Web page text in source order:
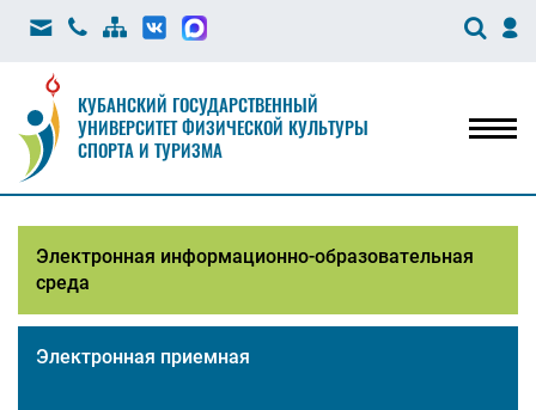
КУБАНСКИЙ ГОСУДАРСТВЕННЫЙ
УНИВЕРСИТЕТ ФИЗИЧЕСКОЙ КУЛЬТУРЫ
СПОРТА И ТУРИЗМА
Электронная информационно-образовательная
среда
Электронная приемная